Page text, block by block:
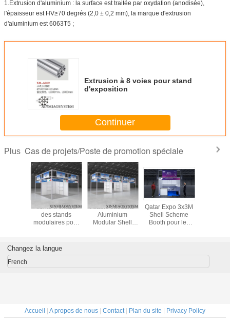
1.Extrusion d'aluminium : la surface est traitée par oxydation (anodisée),
l'épaisseur est HV≥70 degrés (2,0 ± 0,2 mm), la marque d'extrusion
d'aluminium est 6063T5 ;
Extrusion à 8 voies pour stand
d'exposition
Continuer
Plus Cas de projets/Poste de promotion spéciale
de
de
Vente à chaud
des stands
modulaires pour
Arabie saoudite
Aluminium
Modular Shell
stand d'exposition
Fournisseur en
Qatar Expo 3x3M
Shell Scheme
Booth pour les
stands
chinois en
Changez la langue
French
Accueil | A propos de nous | Contact| Plan du site | Privacy Policy